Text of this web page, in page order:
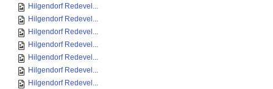
Hilgendorf Redevel...
Hilgendorf Redevel...
Hilgendorf Redevel...
Hilgendorf Redevel...
Hilgendorf Redevel...
Hilgendorf Redevel...
Hilgendorf Redevel...